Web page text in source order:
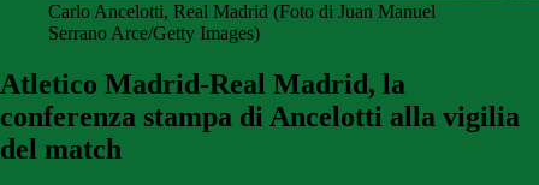
Carlo Ancelotti, Real Madrid (Foto di Juan Manuel
Serrano Arce/Getty Images)
Atletico Madrid-Real Madrid, la
conferenza stampa di Ancelotti alla vigilia
del match